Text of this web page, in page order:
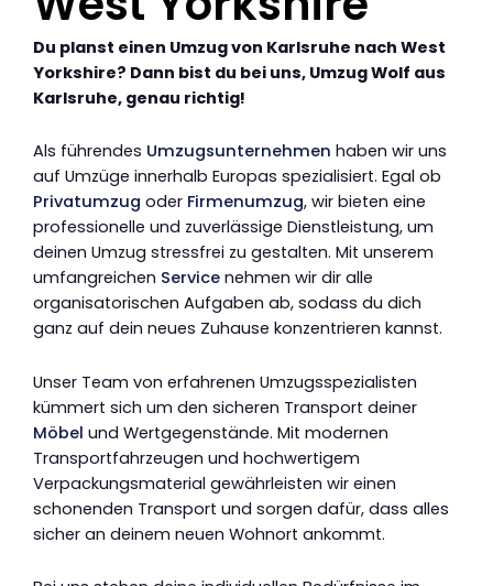
Du planst einen Umzug von Karlsruhe nach West
Yorkshire? Dann bist du bei uns, Umzug Wolf aus
Karlsruhe, genau richtig!
Als führendes Umzugsunternehmen haben wir uns
auf Umzüge innerhalb Europas spezialisiert. Egal ob
Privatumzug oder Firmenumzug, wir bieten eine
professionelle und zuverlässige Dienstleistung, um
deinen Umzug stressfrei zu gestalten. Mit unserem
umfangreichen Service nehmen wir dir alle
organisatorischen Aufgaben ab, sodass du dich
ganz auf dein neues Zuhause konzentrieren kannst.
Unser Team von erfahrenen Umzugsspezialisten
kümmert sich um den sicheren Transport deiner
Möbel und Wertgegenstände. Mit modernen
Transportfahrzeugen und hochwertigem
Verpackungsmaterial gewährleisten wir einen
schonenden Transport und sorgen dafür, dass alles
sicher an deinem neuen Wohnort ankommt.